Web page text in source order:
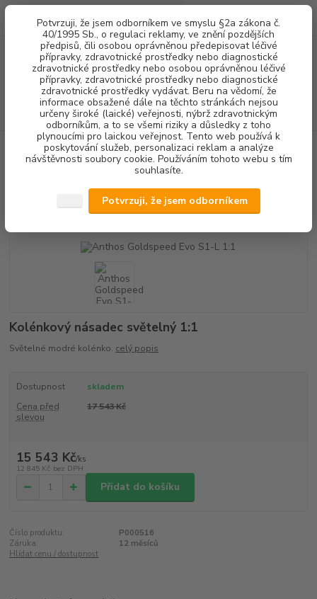
Potvrzuji, že jsem odborníkem ve smyslu §2a zákona č.
40/1995 Sb., o regulaci reklamy, ve znění pozdějších
předpisů, čili osobou oprávněnou předepisovat léčivé
přípravky, zdravotnické prostředky nebo diagnostické
zdravotnické prostředky nebo osobou oprávněnou léčivé
přípravky, zdravotnické prostředky nebo diagnostické
zdravotnické prostředky vydávat. Beru na vědomí, že
informace obsažené dále na těchto stránkách nejsou
určeny široké (laické) veřejnosti, nýbrž zdravotnickým
odborníkům, a to se všemi riziky a důsledky z toho
plynoucími pro laickou veřejnost. Tento web používá k
poskytování služeb, personalizaci reklam a analýze
návštěvnosti soubory cookie. Používáním tohoto webu s tím
souhlasíte.
Potvrzuji, že jsem odborníkem
Menu
CZK
Hledat
(Po-Pá, 8-16 hod.)
za0,00 Kč
PŘÍSTROJOVÉ VYBAVENÍ KOLÉNKOVÉ NÁSADCE
1:1
Anthos Goldspeed Evo S1-L 1:1
Anthos Goldspeed Evo S1-L 1:1
Kolénkový násadec světelný 1:1
Světelné modré kolénko. celý popis
Dostupnost
skladem
Cena před
slevou
17 543 Kč
15 543 Kč/ks
12 845 Kč bez DPH
Přidat do košíku
Číslo produktu:
P000516
Záruka:
12 měsíců
Hlídat cenu / dostupnost